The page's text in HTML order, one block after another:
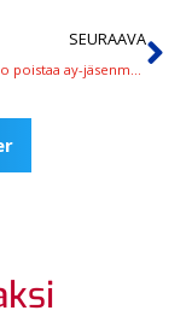
SEURAAVA